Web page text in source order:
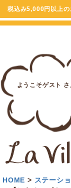
税込み5,000円以上
ようこそゲスト さ
HOME ステーシ